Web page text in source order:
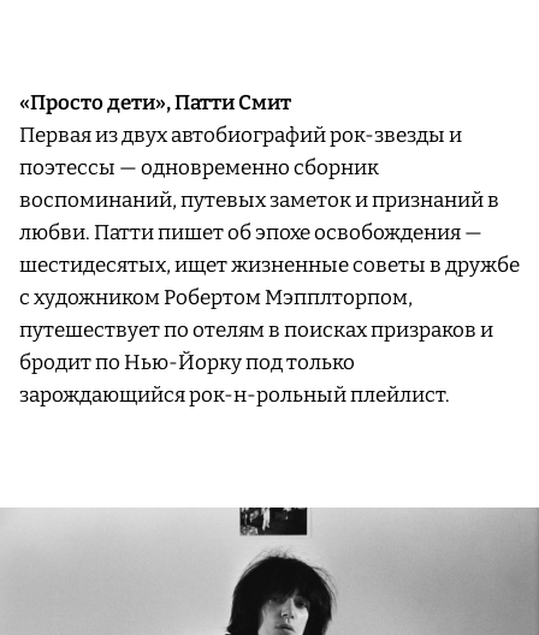
«Просто дети», Патти Смит
Первая из двух автобиографий рок-звезды и
поэтессы — одновременно сборник
воспоминаний, путевых заметок и признаний в
любви. Патти пишет об эпохе освобождения —
шестидесятых, ищет жизненные советы в дружбе
с художником Робертом Мэпплторпом,
путешествует по отелям в поисках призраков и
бродит по Нью-Йорку под только
зарождающийся рок-н-рольный плейлист.